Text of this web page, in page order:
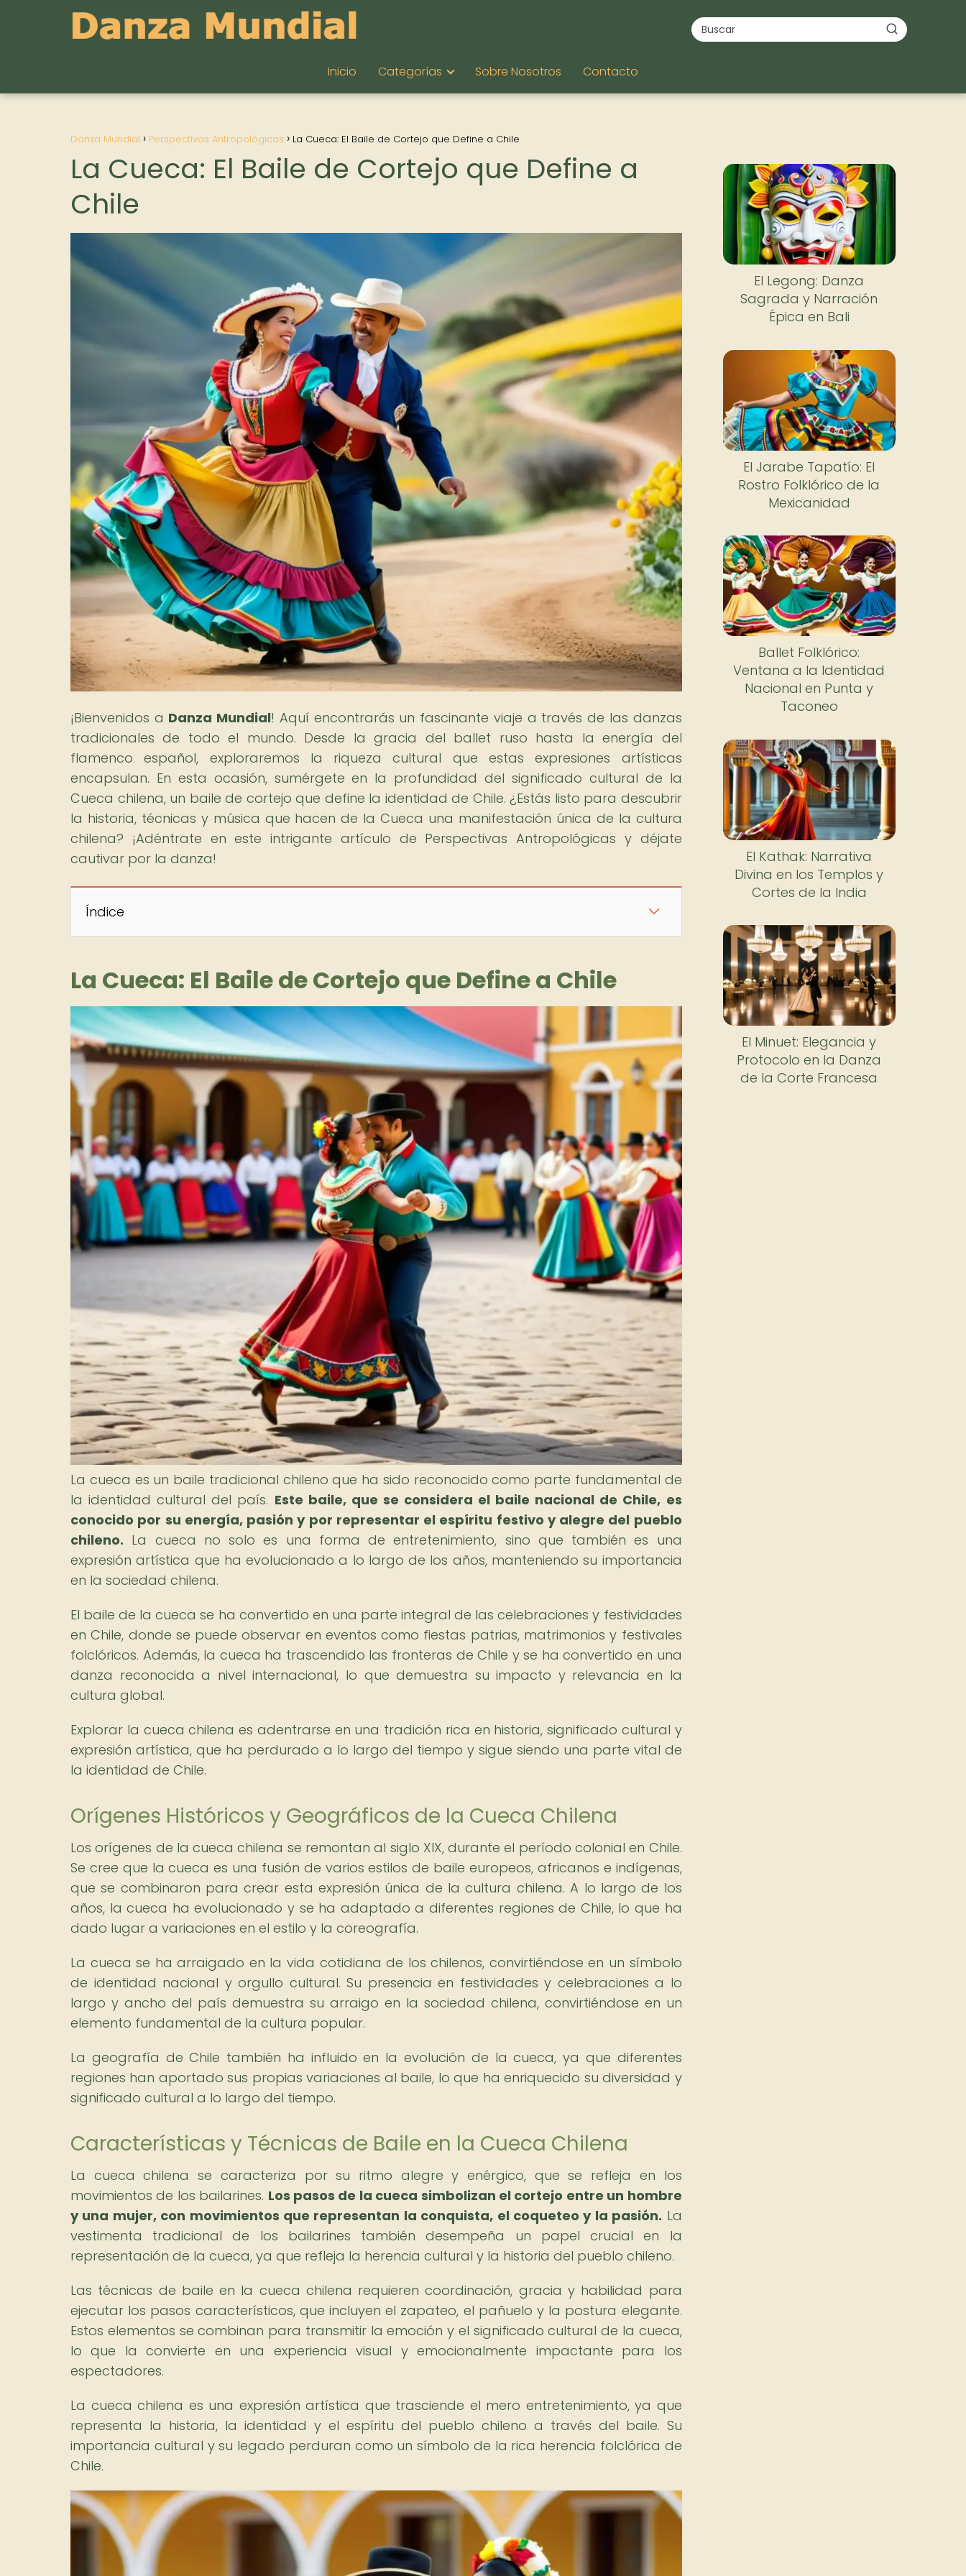
Inicio Categorías Sobre Nosotros Contacto
Danza Mundial Perspectivas Antropológicas La Cueca: El Baile de Cortejo que Define a Chile
La Cueca: El Baile de Cortejo que Define a
Chile
¡Bienvenidos a Danza Mundial! Aquí encontrarás un fascinante viaje a través de las danzas
tradicionales de todo el mundo. Desde la gracia del ballet ruso hasta la energía del
flamenco español, exploraremos la riqueza cultural que estas expresiones artísticas
encapsulan. En esta ocasión, sumérgete en la profundidad del significado cultural de la
Cueca chilena, un baile de cortejo que define la identidad de Chile. ¿Estás listo para descubrir
la historia, técnicas y música que hacen de la Cueca una manifestación única de la cultura
chilena? ¡Adéntrate en este intrigante artículo de Perspectivas Antropológicas y déjate
cautivar por la danza!
Índice
La Cueca: El Baile de Cortejo que Define a Chile
La cueca es un baile tradicional chileno que ha sido reconocido como parte fundamental de
la identidad cultural del país. Este baile, que se considera el baile nacional de Chile, es
conocido por su energía, pasión y por representar el espíritu festivo y alegre del pueblo
chileno. La cueca no solo es una forma de entretenimiento, sino que también es una
expresión artística que ha evolucionado a lo largo de los años, manteniendo su importancia
en la sociedad chilena.
El baile de la cueca se ha convertido en una parte integral de las celebraciones y festividades
en Chile, donde se puede observar en eventos como fiestas patrias, matrimonios y festivales
folclóricos. Además, la cueca ha trascendido las fronteras de Chile y se ha convertido en una
danza reconocida a nivel internacional, lo que demuestra su impacto y relevancia en la
cultura global.
Explorar la cueca chilena es adentrarse en una tradición rica en historia, significado cultural y
expresión artística, que ha perdurado a lo largo del tiempo y sigue siendo una parte vital de
la identidad de Chile.
Orígenes Históricos y Geográficos de la Cueca Chilena
Los orígenes de la cueca chilena se remontan al siglo XIX, durante el período colonial en Chile.
Se cree que la cueca es una fusión de varios estilos de baile europeos, africanos e indígenas,
que se combinaron para crear esta expresión única de la cultura chilena. A lo largo de los
años, la cueca ha evolucionado y se ha adaptado a diferentes regiones de Chile, lo que ha
dado lugar a variaciones en el estilo y la coreografía.
La cueca se ha arraigado en la vida cotidiana de los chilenos, convirtiéndose en un símbolo
de identidad nacional y orgullo cultural. Su presencia en festividades y celebraciones a lo
largo y ancho del país demuestra su arraigo en la sociedad chilena, convirtiéndose en un
elemento fundamental de la cultura popular.
La geografía de Chile también ha influido en la evolución de la cueca, ya que diferentes
regiones han aportado sus propias variaciones al baile, lo que ha enriquecido su diversidad y
significado cultural a lo largo del tiempo.
Características y Técnicas de Baile en la Cueca Chilena
La cueca chilena se caracteriza por su ritmo alegre y enérgico, que se refleja en los
movimientos de los bailarines. Los pasos de la cueca simbolizan el cortejo entre un hombre
y una mujer, con movimientos que representan la conquista, el coqueteo y la pasión. La
vestimenta tradicional de los bailarines también desempeña un papel crucial en la
representación de la cueca, ya que refleja la herencia cultural y la historia del pueblo chileno.
Las técnicas de baile en la cueca chilena requieren coordinación, gracia y habilidad para
ejecutar los pasos característicos, que incluyen el zapateo, el pañuelo y la postura elegante.
Estos elementos se combinan para transmitir la emoción y el significado cultural de la cueca,
lo que la convierte en una experiencia visual y emocionalmente impactante para los
espectadores.
La cueca chilena es una expresión artística que trasciende el mero entretenimiento, ya que
representa la historia, la identidad y el espíritu del pueblo chileno a través del baile. Su
importancia cultural y su legado perduran como un símbolo de la rica herencia folclórica de
Chile.
El Legong: Danza
Sagrada y Narración
Épica en Bali
El Jarabe Tapatío: El
Rostro Folklórico de la
Mexicanidad
Ballet Folklórico:
Ventana a la Identidad
Nacional en Punta y
Taconeo
El Kathak: Narrativa
Divina en los Templos y
Cortes de la India
El Minuet: Elegancia y
Protocolo en la Danza
de la Corte Francesa